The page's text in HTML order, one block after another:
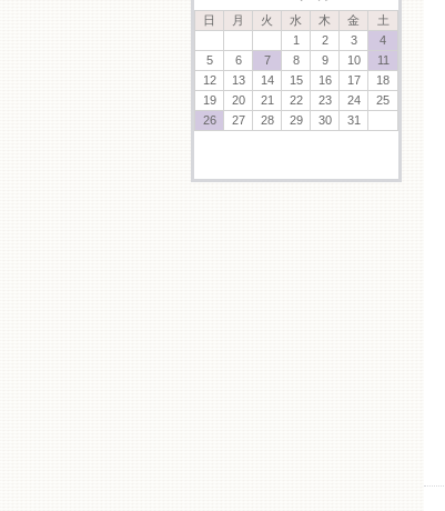
日 月 火 水 木 金
土
1
2 3
4
5
6 7 8 9 10
11
12
13 14 15 16 17
18
19
20 21 22 23 24
25
26
27 28 29 30 31